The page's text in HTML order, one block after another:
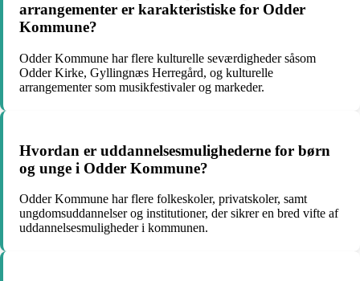
arrangementer er karakteristiske for Odder
Kommune?
Odder Kommune har flere kulturelle seværdigheder såsom
Odder Kirke, Gyllingnæs Herregård, og kulturelle
arrangementer som musikfestivaler og markeder.
Hvordan er uddannelsesmulighederne for børn
og unge i Odder Kommune?
Odder Kommune har flere folkeskoler, privatskoler, samt
ungdomsuddannelser og institutioner, der sikrer en bred vifte af
uddannelsesmuligheder i kommunen.